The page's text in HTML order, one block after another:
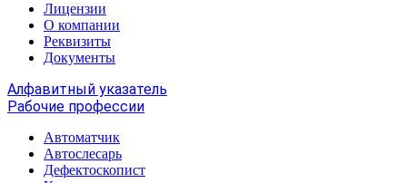
Лицензии
О компании
Реквизиты
Документы
Алфавитный указатель
Рабочие профессии
Автоматчик
Автослесарь
Дефектоскопист